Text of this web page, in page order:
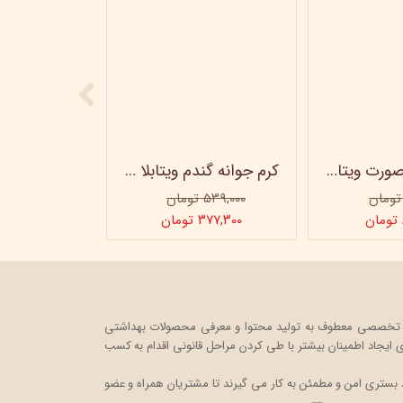
کرم جوانه گندم ویتابلا - تیوپی 60 میلی‌ لیتر
۵۳۹,۰۰۰ تومان
۳۷۷,۳۰۰ تومان
ژل شستشو صورت ویتابلا - 300 میلی لیتر
را در قالب یک فروشگاه اینترنتی، به صورت تخصصی معطوف به تولید محتوا و معرفی محصولات بهداشتی
اطمینان بیشتر باطی کردن مراحل قانونی اقدام به کسب
امن و مطمئن به کار می گیرند تا مشتریان همراه و عضو